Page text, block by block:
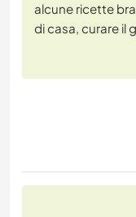
alcune ricette
di casa, curare il